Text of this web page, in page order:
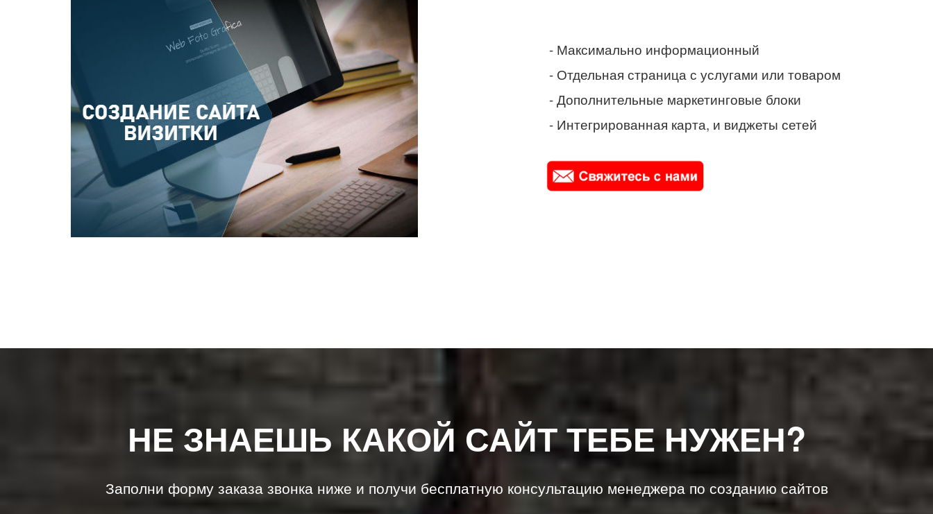
- Максимально информационный
- Отдельная страница с услугами или товаром
- Дополнительные маркетинговые блоки
- Интегрированная карта, и виджеты сетей
НЕ ЗНАЕШЬ КАКОЙ САЙТ ТЕБЕ НУЖЕН?
Заполни форму заказа звонка ниже и получи бесплатную консультацию менеджера по созданию сайтов